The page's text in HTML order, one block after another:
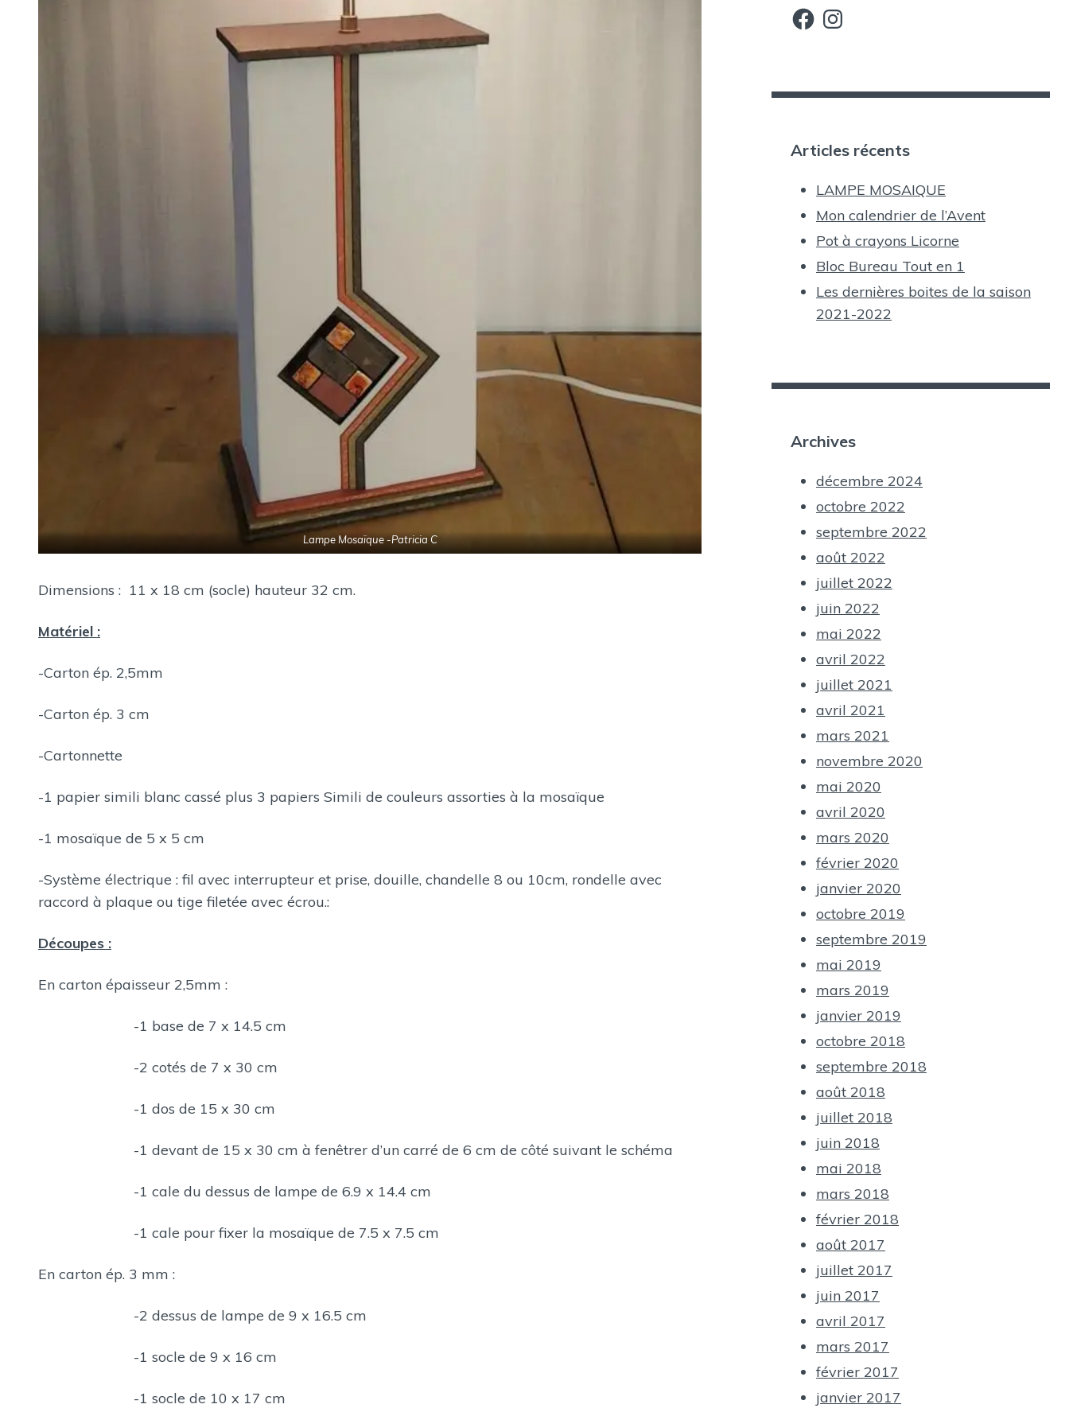
Lampe Mosaïque -Patricia C
Dimensions : 11 x 18 cm (socle) hauteur 32 cm.
Matériel :
-Carton ép. 2,5mm
-Carton ép. 3 cm
-Cartonnette
-1 papier simili blanc cassé plus 3 papiers Simili de couleurs assorties à la mosaïque
-1 mosaïque de 5 x 5 cm
-Système électrique : fil avec interrupteur et prise, douille, chandelle 8 ou 10cm, rondelle avec
raccord à plaque ou tige filetée avec écrou.:
Découpes :
En carton épaisseur 2,5mm :
-1 base de 7 x 14.5 cm
-2 cotés de 7 x 30 cm
-1 dos de 15 x 30 cm
-1 devant de 15 x 30 cm à fenêtrer d’un carré de 6 cm de côté suivant le schéma
-1 cale du dessus de lampe de 6.9 x 14.4 cm
-1 cale pour fixer la mosaïque de 7.5 x 7.5 cm
En carton ép. 3 mm :
-2 dessus de lampe de 9 x 16.5 cm
-1 socle de 9 x 16 cm
-1 socle de 10 x 17 cm
FacebookInstagram
Articles récents
LAMPE MOSAIQUE
Mon calendrier de l’Avent
Pot à crayons Licorne
Bloc Bureau Tout en 1
Les dernières boites de la saison
2021-2022
Archives
décembre 2024
octobre 2022
septembre 2022
août 2022
juillet 2022
juin 2022
mai 2022
avril 2022
juillet 2021
avril 2021
mars 2021
novembre 2020
mai 2020
avril 2020
mars 2020
février 2020
janvier 2020
octobre 2019
septembre 2019
mai 2019
mars 2019
janvier 2019
octobre 2018
septembre 2018
août 2018
juillet 2018
juin 2018
mai 2018
mars 2018
février 2018
août 2017
juillet 2017
juin 2017
avril 2017
mars 2017
février 2017
janvier 2017